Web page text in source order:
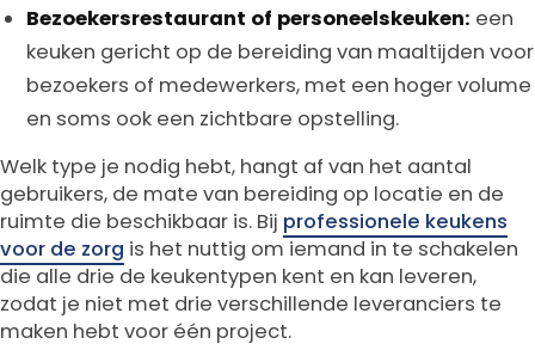
Bezoekersrestaurant of personeelskeuken: een
keuken gericht op de bereiding van maaltijden voor
bezoekers of medewerkers, met een hoger volume
en soms ook een zichtbare opstelling.
Welk type je nodig hebt, hangt af van het aantal
gebruikers, de mate van bereiding op locatie en de
ruimte die beschikbaar is. Bij professionele keukens
voor de zorg is het nuttig om iemand in te schakelen
die alle drie de keukentypen kent en kan leveren,
zodat je niet met drie verschillende leveranciers te
maken hebt voor één project.